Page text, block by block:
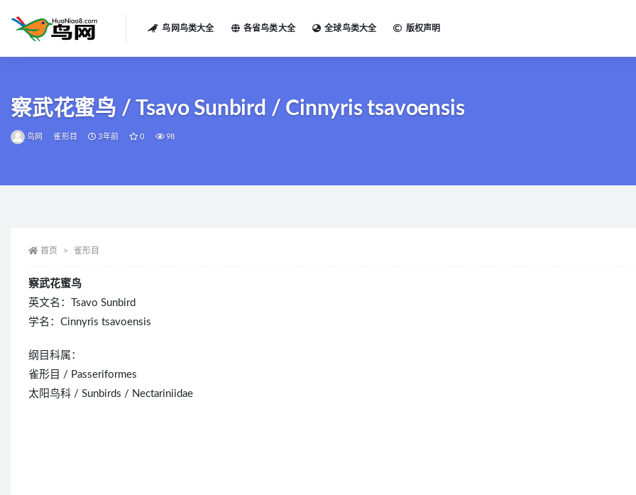
鸟网鸟类大全 各省鸟类大全 全球鸟类大全 版权声明
察武花蜜鸟 / Tsavo Sunbird / Cinnyris tsavoensis
鸟网 雀形目 3年前 0 98
首页 雀形目
察武花蜜鸟
英文名：Tsavo Sunbird
学名：Cinnyris tsavoensis
纲目科属：
雀形目 / Passeriformes
太阳鸟科 / Sunbirds / Nectariniidae